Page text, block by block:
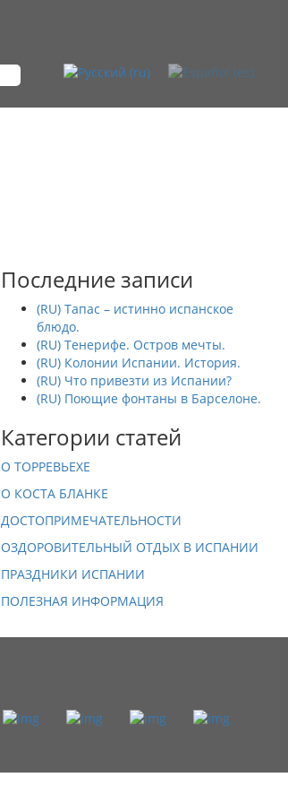
Последние записи
(RU) Тапас – истинно испанское
блюдо.
(RU) Тенерифе. Остров мечты.
(RU) Колонии Испании. История.
(RU) Что привезти из Испании?
(RU) Поющие фонтаны в Барселоне.
Категории статей
О ТОРРЕВЬЕХЕ
О КОСТА БЛАНКЕ
ДОСТОПРИМЕЧАТЕЛЬНОСТИ
ОЗДОРОВИТЕЛЬНЫЙ ОТДЫХ В ИСПАНИИ
ПРАЗДНИКИ ИСПАНИИ
ПОЛЕЗНАЯ ИНФОРМАЦИЯ